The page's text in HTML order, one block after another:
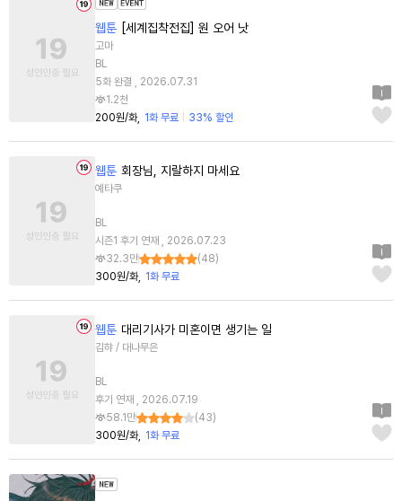
웹툰 [세계집착전집] 원 오어 낫
고마
BL
5화 완결 , 2026.07.31
1.2천
200원/화
1화 무료 33% 할인
웹툰 회장님, 지랄하지 마세요
예타쿠
BL
시즌1 후기 연재 , 2026.07.23
32.3만
(48)
300원/화
1화 무료
웹툰 대리기사가 미혼이면 생기는 일
김햐 / 대나무은
BL
후기 연재 , 2026.07.19
58.1만
(43)
300원/화
1화 무료